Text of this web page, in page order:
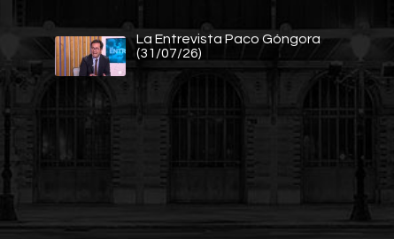
La Entrevista Paco Góngora
(31/07/26)